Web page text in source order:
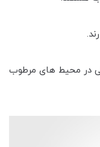
در محیط های مرطوب